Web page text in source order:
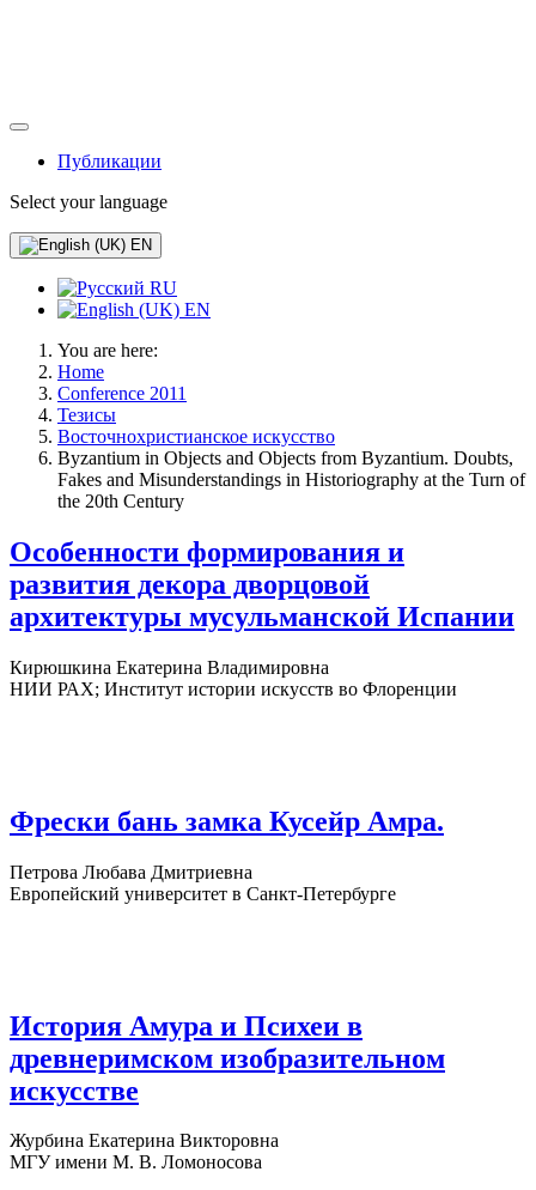
Публикации
Select your language
EN
RU
EN
You are here:
Home
Conference 2011
Тезисы
Восточнохристианское искусство
Byzantium in Objects and Objects from Byzantium. Doubts,
Fakes and Misunderstandings in Historiography at the Turn of
the 20th Century
Особенности формирования и
развития декора дворцовой
архитектуры мусульманской Испании
Кирюшкина Екатерина Владимировна
НИИ РАХ; Институт истории искусств во Флоренции
Фрески бань замка Кусейр Амра.
Петрова Любава Дмитриевна
Европейский университет в Санкт-Петербурге
История Амура и Психеи в
древнеримском изобразительном
искусстве
Журбина Екатерина Викторовна
МГУ имени М. В. Ломоносова